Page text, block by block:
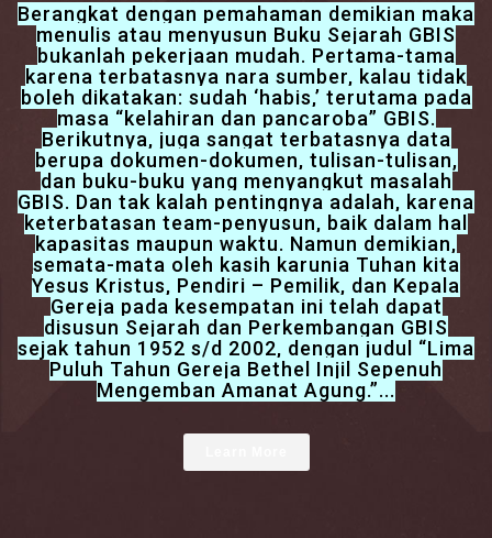
Berangkat dengan pemahaman demikian maka
menulis atau menyusun Buku Sejarah GBIS
bukanlah pekerjaan mudah. Pertama-tama
karena terbatasnya nara sumber, kalau tidak
boleh dikatakan: sudah ‘habis,’ terutama pada
masa “kelahiran dan pancaroba” GBIS.
Berikutnya, juga sangat terbatasnya data
berupa dokumen-dokumen, tulisan-tulisan,
dan buku-buku yang menyangkut masalah
GBIS. Dan tak kalah pentingnya adalah, karena
keterbatasan team-penyusun, baik dalam hal
kapasitas maupun waktu. Namun demikian,
semata-mata oleh kasih karunia Tuhan kita
Yesus Kristus, Pendiri – Pemilik, dan Kepala
Gereja pada kesempatan ini telah dapat
disusun Sejarah dan Perkembangan GBIS
sejak tahun 1952 s/d 2002, dengan judul “Lima
Puluh Tahun Gereja Bethel Injil Sepenuh
Mengemban Amanat Agung.”...